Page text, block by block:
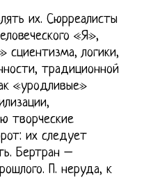
их. Сюрреалисты
«Я»,
сциентизма, логики,
традиционной
«уродливые»
творческие
их следует
Бертран –
П. неруда, к